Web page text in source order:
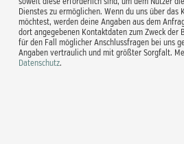
soweit diese erforderlich sind, um dem Nutzer
Dienstes zu ermöglichen. Wenn du uns über das
möchtest, werden deine Angaben aus dem
dort angegebenen Kontaktdaten zum Zweck der
für den Fall möglicher Anschlussfragen bei uns
Angaben vertraulich und mit größter Sorgfalt.
Datenschutz.